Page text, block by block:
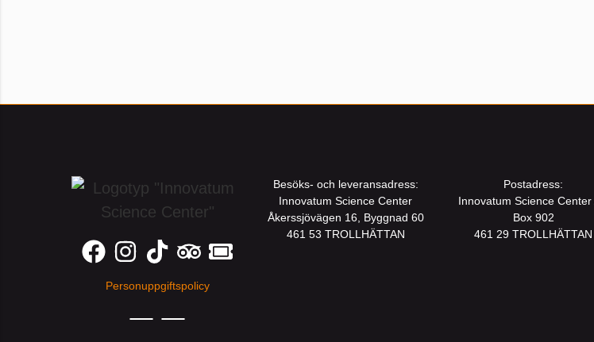
Personuppgiftspolicy
Besöks- och leveransadress:
Innovatum Science Center
Åkerssjövägen 16, Byggnad 60
461 53 TROLLHÄTTAN
Postadress:
Innovatum Science Center
Box 902
461 29 TROLLHÄTTAN